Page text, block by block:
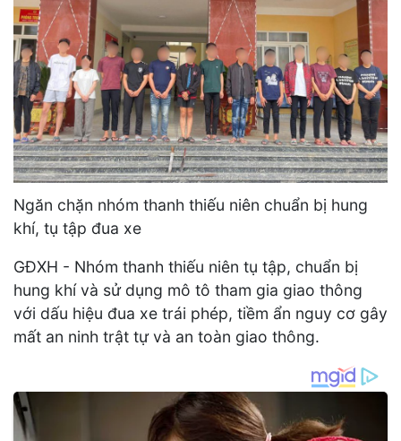
Ngăn chặn nhóm thanh thiếu niên chuẩn bị hung
khí, tụ tập đua xe
GĐXH - Nhóm thanh thiếu niên tụ tập, chuẩn bị
hung khí và sử dụng mô tô tham gia giao thông
với dấu hiệu đua xe trái phép, tiềm ẩn nguy cơ gây
mất an ninh trật tự và an toàn giao thông.